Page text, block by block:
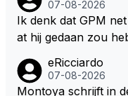
h echt van Max dat
boden met een
it nieuws met hem te
de van Juan .. niet
07-08-2026
Ik denk dat GPM
at hij gedaan zou
n achter te laten,
n hij en Kelly
eRicciardo
07-08-2026
Montoya schrijft in